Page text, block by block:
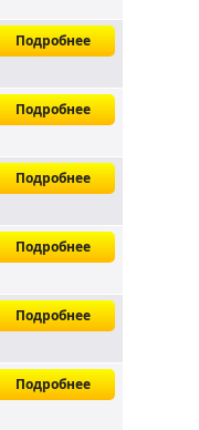
Подробнее
Подробнее
Подробнее
Подробнее
Подробнее
Подробнее